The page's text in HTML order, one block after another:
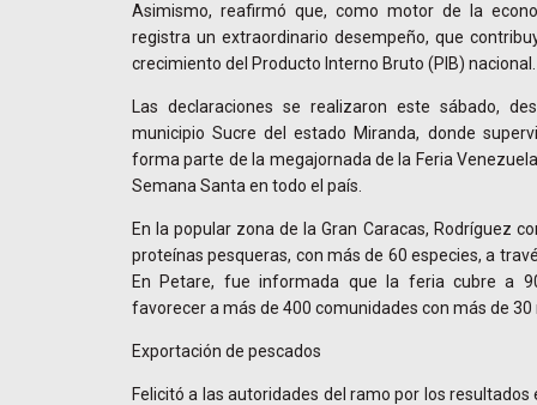
Asimismo, reafirmó que, como motor de la
registra un extraordinario desempeño, que
crecimiento del Producto Interno Bruto (PIB) nacional.
Las declaraciones se realizaron este sábado,
municipio Sucre del estado Miranda, donde
forma parte de la megajornada de la Feria
Semana Santa en todo el país.
En la popular zona de la Gran Caracas, Rodríguez
proteínas pesqueras, con más de 60 especies, a
En Petare, fue informada que la feria cubre a
favorecer a más de 400 comunidades con más de
Exportación de pescados
Felicitó a las autoridades del ramo por los